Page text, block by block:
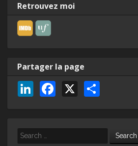
Retrouvez moi
Partager la page
Li
e
X
Search